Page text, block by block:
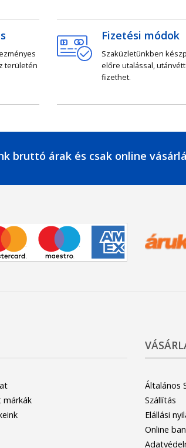
területén
Fizetési módok
Szaküzletünkben
előre utalással,
fizethet.
bruttó árak és csak online
márkák
Általános
Szállítás
Elállási
Online